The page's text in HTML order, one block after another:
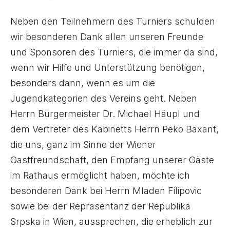
Neben den Teilnehmern des Turniers schulden
wir besonderen Dank allen unseren Freunde
und Sponsoren des Turniers, die immer da sind,
wenn wir Hilfe und Unterstützung benötigen,
besonders dann, wenn es um die
Jugendkategorien des Vereins geht. Neben
Herrn Bürgermeister Dr. Michael Häupl und
dem Vertreter des Kabinetts Herrn Peko Baxant,
die uns, ganz im Sinne der Wiener
Gastfreundschaft, den Empfang unserer Gäste
im Rathaus ermöglicht haben, möchte ich
besonderen Dank bei Herrn Mladen Filipovic
sowie bei der Repräsentanz der Republika
Srpska in Wien, aussprechen, die erheblich zur